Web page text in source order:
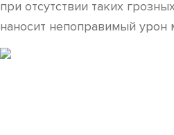
при отсутствии таких
наносит непоправимый урон